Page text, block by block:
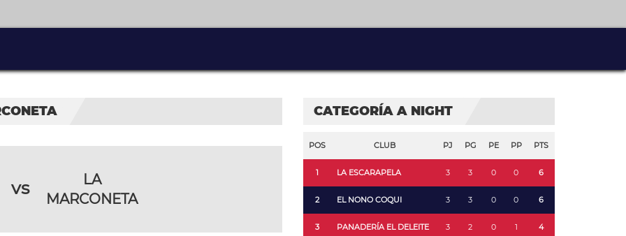
vs
LA
MARCONETA
CATEGORÍA A NIGHT
POS CLUB PJ PG PE PP PTS
1 LA ESCARAPELA 3 3 0 0 6
2 EL NONO COQUI 3 3 0 0 6
3 PANADERÍA EL DELEITE 3 2 0 1 4